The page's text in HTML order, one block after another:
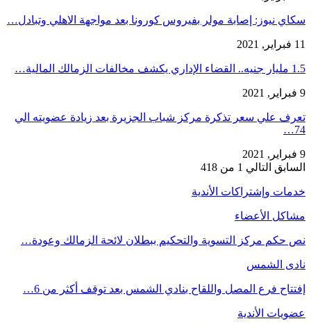
سكاي نيوز: إصابة مولر بفيروس كورونا بعد مواجهة الاهلي وتبادل…
11 فبراير, 2021
1.5 مليار جنيه.. القضاء الإداري يكشف مخالفات الزمالك المالية…
9 فبراير, 2021
تعرف علي سعر تذكرة مركز شباب الجزيرة بعد زيادة عضويته الي
74…
9 فبراير, 2021
السابق التالي 1 من 418
خدمات وإشتراكات الأندية
مشاكل الأعضاء
نص حكم مركز التسوية والتحكيم ببطلان لائحة الزمالك وعودة…
نادى الشمس
إفتتاح فرع المصل واللقاح بنادي الشمس بعد توقف أكثر من 6…
عضويات الأندية